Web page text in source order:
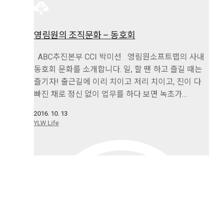
영림원의 조직문화 – 동호회
ABC추진본부 CCI 박미선 영림원소프트랩의 사내
동호회 문화를 소개합니다. 일, 할 땐 하고 즐길 때는
즐기자! 출근길에 이리 치이고 저리 치이고, 진이 다
빠진 채로 정신 없이 업무를 하다 보면 녹초가…
2016. 10. 13
YLW Life